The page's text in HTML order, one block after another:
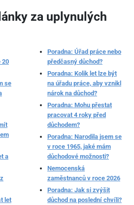
za uplynulých
20
se
a
let
Poradna: Úřad práce nebo
předčasný důchod?
Poradna: Kolik let lze být
na úřadu práce, aby vznikl
nárok na důchod?
Poradna: Mohu přestat
pracovat 4 roky před
důchodem?
Poradna: Narodila jsem se
v roce 1965, jaké mám
důchodové možnosti?
Nemocenská
zaměstnanců v roce 2026
Poradna: Jak si zvýšit
důchod na poslední chvíli?